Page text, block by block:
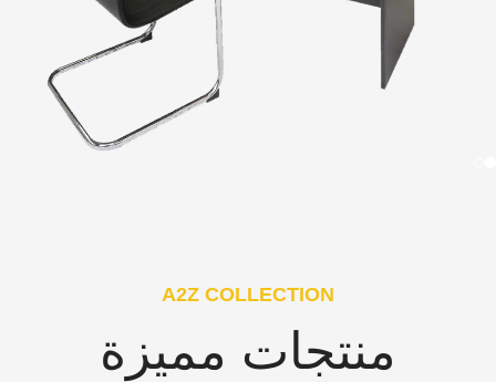
A2Z COLLECTION
منتجات مميزة